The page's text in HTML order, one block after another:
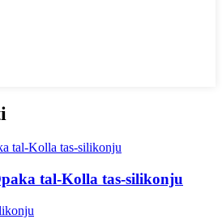
tal-Kolla tas-silikonju